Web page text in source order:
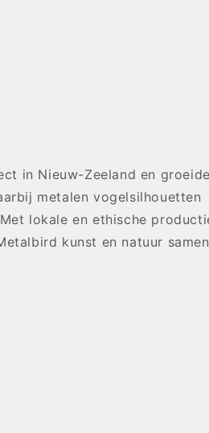
in Nieuw-Zeeland en
metalen vogelsilhouetten
lokale en ethische
kunst en natuur samen